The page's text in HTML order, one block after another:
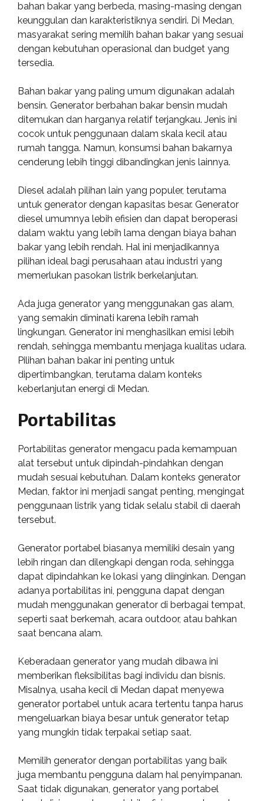
bahan bakar yang berbeda, masing-masing dengan
keunggulan dan karakteristiknya sendiri. Di Medan,
masyarakat sering memilih bahan bakar yang sesuai
dengan kebutuhan operasional dan budget yang
tersedia.
Bahan bakar yang paling umum digunakan adalah
bensin. Generator berbahan bakar bensin mudah
ditemukan dan harganya relatif terjangkau. Jenis ini
cocok untuk penggunaan dalam skala kecil atau
rumah tangga. Namun, konsumsi bahan bakarnya
cenderung lebih tinggi dibandingkan jenis lainnya.
Diesel adalah pilihan lain yang populer, terutama
untuk generator dengan kapasitas besar. Generator
diesel umumnya lebih efisien dan dapat beroperasi
dalam waktu yang lebih lama dengan biaya bahan
bakar yang lebih rendah. Hal ini menjadikannya
pilihan ideal bagi perusahaan atau industri yang
memerlukan pasokan listrik berkelanjutan.
Ada juga generator yang menggunakan gas alam,
yang semakin diminati karena lebih ramah
lingkungan. Generator ini menghasilkan emisi lebih
rendah, sehingga membantu menjaga kualitas udara.
Pilihan bahan bakar ini penting untuk
dipertimbangkan, terutama dalam konteks
keberlanjutan energi di Medan.
Portabilitas
Portabilitas generator mengacu pada kemampuan
alat tersebut untuk dipindah-pindahkan dengan
mudah sesuai kebutuhan. Dalam konteks generator
Medan, faktor ini menjadi sangat penting, mengingat
penggunaan listrik yang tidak selalu stabil di daerah
tersebut.
Generator portabel biasanya memiliki desain yang
lebih ringan dan dilengkapi dengan roda, sehingga
dapat dipindahkan ke lokasi yang diinginkan. Dengan
adanya portabilitas ini, pengguna dapat dengan
mudah menggunakan generator di berbagai tempat,
seperti saat berkemah, acara outdoor, atau bahkan
saat bencana alam.
Keberadaan generator yang mudah dibawa ini
memberikan fleksibilitas bagi individu dan bisnis.
Misalnya, usaha kecil di Medan dapat menyewa
generator portabel untuk acara tertentu tanpa harus
mengeluarkan biaya besar untuk generator tetap
yang mungkin tidak terpakai setiap saat.
Memilih generator dengan portabilitas yang baik
juga membantu pengguna dalam hal penyimpanan.
Saat tidak digunakan, generator yang portabel